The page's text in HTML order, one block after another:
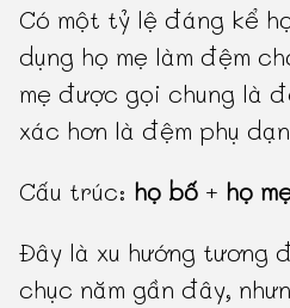
Có một tỷ lệ đáng kể
dụng họ mẹ làm đệm
mẹ được gọi chung là
xác hơn là đệm phụ
Cấu trúc: họ bố + họ
Đây là xu hướng tương
chục năm gần đây,